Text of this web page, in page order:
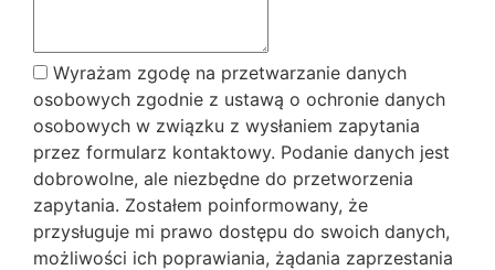
Wyrażam zgodę na przetwarzanie danych
osobowych zgodnie z ustawą o ochronie danych
osobowych w związku z wysłaniem zapytania
przez formularz kontaktowy. Podanie danych jest
dobrowolne, ale niezbędne do przetworzenia
zapytania. Zostałem poinformowany, że
przysługuje mi prawo dostępu do swoich danych,
możliwości ich poprawiania, żądania zaprzestania